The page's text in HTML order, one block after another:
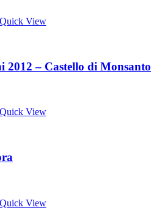
Quick View
2012 – Castello di Monsanto
Quick View
Quick View